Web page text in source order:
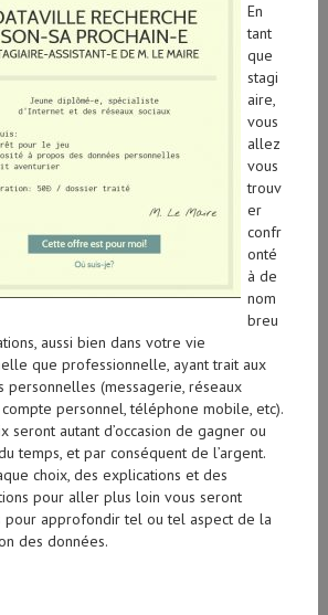
En
tant
que
stagi
aire,
vous
allez
vous
trouv
er
confr
onté
à de
nom
breu
aussi bien dans votre vie
que professionnelle, ayant trait aux
personnelles (messagerie, réseaux
compte personnel, téléphone mobile, etc).
seront autant d’occasion de gagner ou
temps, et par conséquent de l’argent.
choix, des explications et des
pour aller plus loin vous seront
pour approfondir tel ou tel aspect de la
des données.